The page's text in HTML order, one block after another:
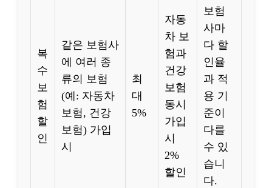
복
수
보
험
할
인
같은 보험사
에 여러 종
류의 보험
(예: 자동차
보험, 건강
보험) 가입
시
최
대
5%
자동
차 보
험과
건강
보험
동시
가입
시
2%
할인
보험
사마
다 할
인율
과 적
용 기
준이
다를
수 있
습니
다.